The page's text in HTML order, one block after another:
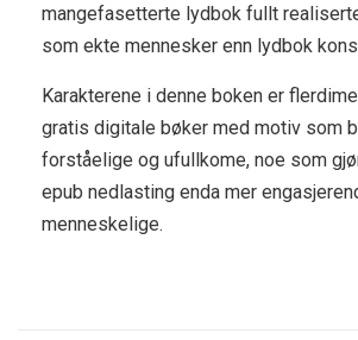
mangefasetterte lydbok fullt
som ekte mennesker enn lydbok
Karakterene i denne boken er
gratis digitale bøker med motiv som
forståelige og ufullkome, noe som
epub nedlasting enda mer
menneskelige.